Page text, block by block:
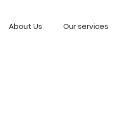
About Us Our services